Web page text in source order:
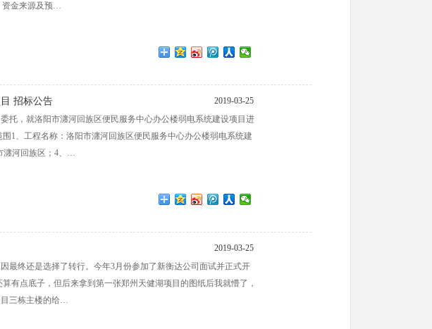
资金来源及预…
2019-03-25
招标公告
托，就洛阳市瀍河回族区便民服务中心办公楼弱电系统建设项目进
1、工程名称：洛阳市瀍河回族区便民服务中心办公楼弱电系统建
瀍河回族区；4、…
2019-03-25
最终还是选择了转行。今年3月份参加了新衡达公司面试并正式开
有点底子，但后来拿到第一张郑州天健湖项目的图纸后我就懵了，
目三栋主楼的给…